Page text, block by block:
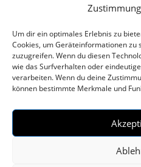
Um dir ein optimales Erlebnis zu
Cookies, um Geräteinformationen
zuzugreifen. Wenn du diesen
wie das Surfverhalten oder
verarbeiten. Wenn du deine
können bestimmte Merkmale und
Flughafentransfer
Flughafentransfer
Flughafentransfer